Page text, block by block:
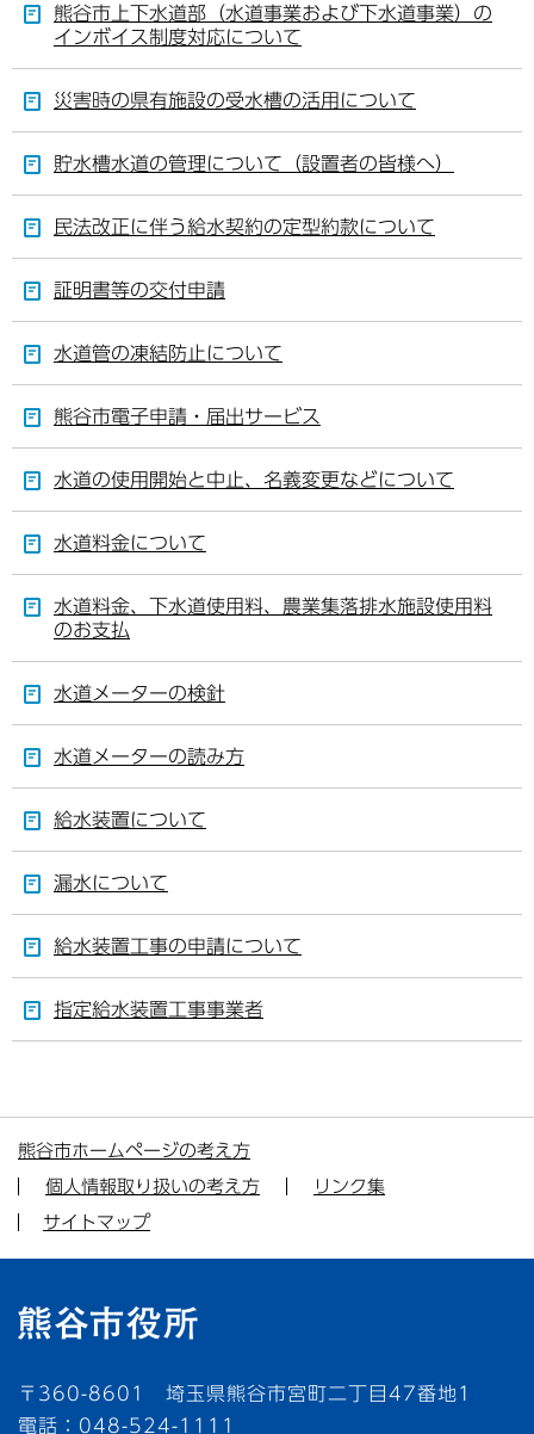
熊谷市上下水道部（水道事業および下水道事業）の
インボイス制度対応について
災害時の県有施設の受水槽の活用について
貯水槽水道の管理について（設置者の皆様へ）
民法改正に伴う給水契約の定型約款について
証明書等の交付申請
水道管の凍結防止について
熊谷市電子申請・届出サービス
水道の使用開始と中止、名義変更などについて
水道料金について
水道料金、下水道使用料、農業集落排水施設使用料
のお支払
水道メーターの検針
水道メーターの読み方
給水装置について
漏水について
給水装置工事の申請について
指定給水装置工事事業者
熊谷市ホームページの考え方
個人情報取り扱いの考え方
リンク集
サイトマップ
〒360-8601 埼玉県熊谷市宮町二丁目47番地1
電話：048-524-1111